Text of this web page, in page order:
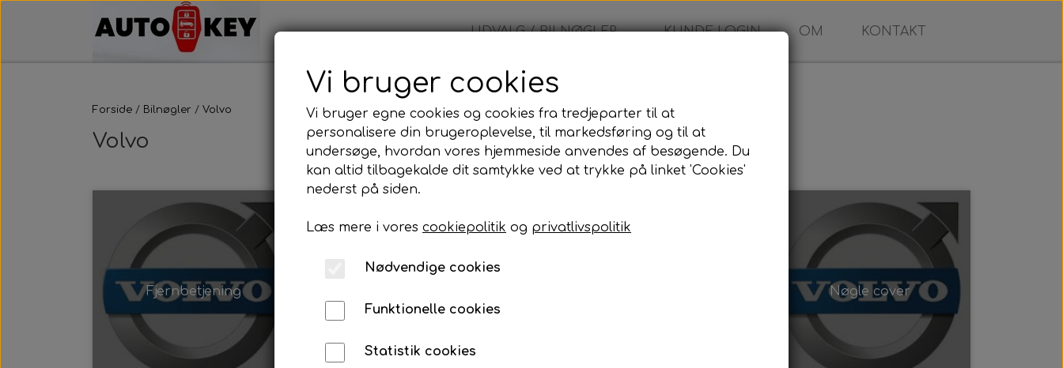
UDVALG / BILNØGLER KUNDE LOGIN OM KONTAKT
Forside Bilnøgler Volvo
Volvo
Fjernbetjening Nøgle cover
Vi bruger cookies
Vi bruger egne cookies og cookies fra tredjeparter til at
personalisere din brugeroplevelse, til markedsføring og til at
undersøge, hvordan vores hjemmeside anvendes af besøgende. Du
kan altid tilbagekalde dit samtykke ved at trykke på linket 'Cookies'
nederst på siden.
Læs mere i vores cookiepolitik og privatlivspolitik
Nødvendige cookies
Funktionelle cookies
Statistik cookies